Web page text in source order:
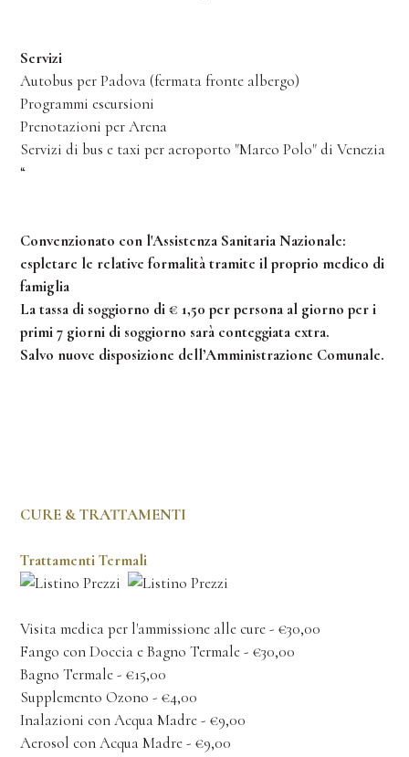
Servizi
Autobus per Padova (fermata fronte albergo)
Programmi escursioni
Prenotazioni per Arena
Servizi di bus e taxi per aeroporto "Marco Polo" di Venezia
“
Convenzionato con l'Assistenza Sanitaria Nazionale:
espletare le relative formalità tramite il proprio medico di
famiglia
La tassa di soggiorno di € 1,50 per persona al giorno per i
primi 7 giorni di soggiorno sarà conteggiata extra.
Salvo nuove disposizione dell’Amministrazione Comunale.
CURE & TRATTAMENTI
Trattamenti Termali
Visita medica per l'ammissione alle cure - €30,00
Fango con Doccia e Bagno Termale - €30,00
Bagno Termale - €15,00
Supplemento Ozono - €4,00
Inalazioni con Acqua Madre - €9,00
Aerosol con Acqua Madre - €9,00